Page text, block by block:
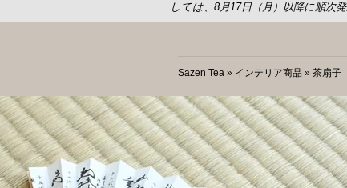
しては、8月17日（月）以降に順次
Sazen Tea » インテリア商品 » 茶扇